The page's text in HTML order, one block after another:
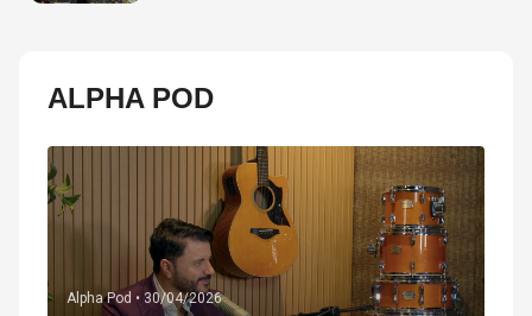
ALPHA POD
Alpha Pod • 30/04/2026